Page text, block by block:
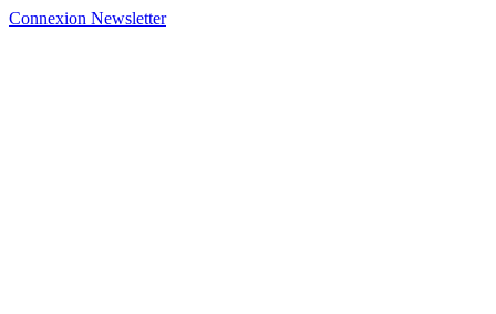
Connexion Newsletter